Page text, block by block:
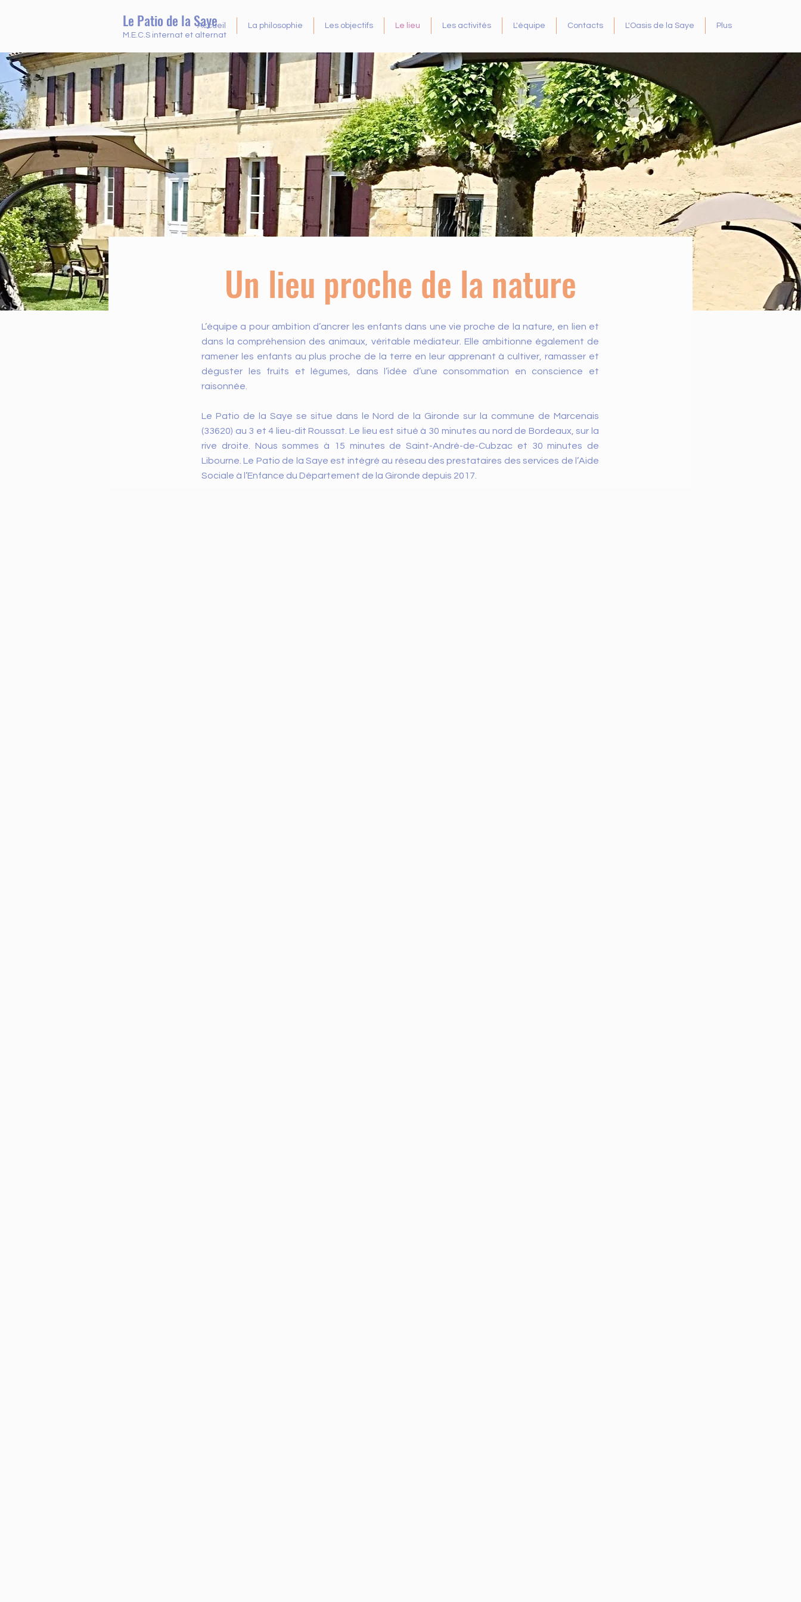
Le Patio de la Saye
M.E.C.S internat et alternat
Accueil La philosophie Les objectifs Le lieu Les activités L'équipe Contacts L'Oasis de la Saye Plus
Un lieu proche de la nature
L’équipe a pour ambition d’ancrer les enfants dans une vie proche de la nature, en lien et
dans la compréhension des animaux, véritable médiateur. Elle ambitionne également de
ramener les enfants au plus proche de la terre en leur apprenant à cultiver, ramasser et
déguster les fruits et légumes, dans l’idée d’une consommation en conscience et
raisonnée.
Le Patio de la Saye se situe dans le Nord de la Gironde sur la commune de Marcenais
(33620) au 3 et 4 lieu-dit Roussat. Le lieu est situé à 30 minutes au nord de Bordeaux, sur la
rive droite. Nous sommes à 15 minutes de Saint-André-de-Cubzac et 30 minutes de
Libourne. Le Patio de la Saye est intégré au réseau des prestataires des services de l’Aide
Sociale à l’Enfance du Département de la Gironde depuis 2017.